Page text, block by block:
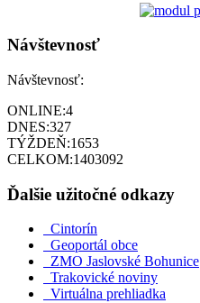
Návštevnosť
Návštevnosť:
ONLINE:4
DNES:327
TÝŽDEŇ:1653
CELKOM:1403092
Ďalšie užitočné odkazy
Cintorín
Geoportál obce
ZMO Jaslovské Bohunice
Trakovické noviny
Virtuálna prehliadka